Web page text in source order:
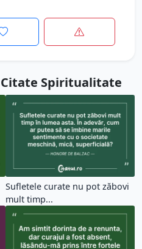
Citate Spiritualitate
Sufletele curate nu pot zăbovi
mult timp...